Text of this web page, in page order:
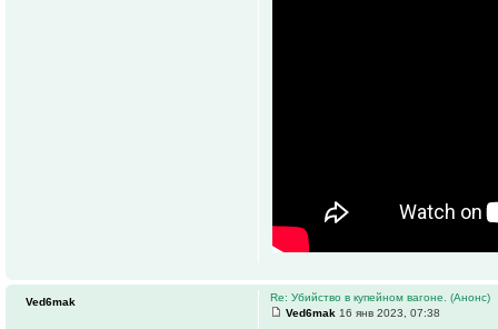
Re: Убийство в купейном вагоне. (Анонс)
Ved6mak 16 янв 2023, 07:38
Ved6mak